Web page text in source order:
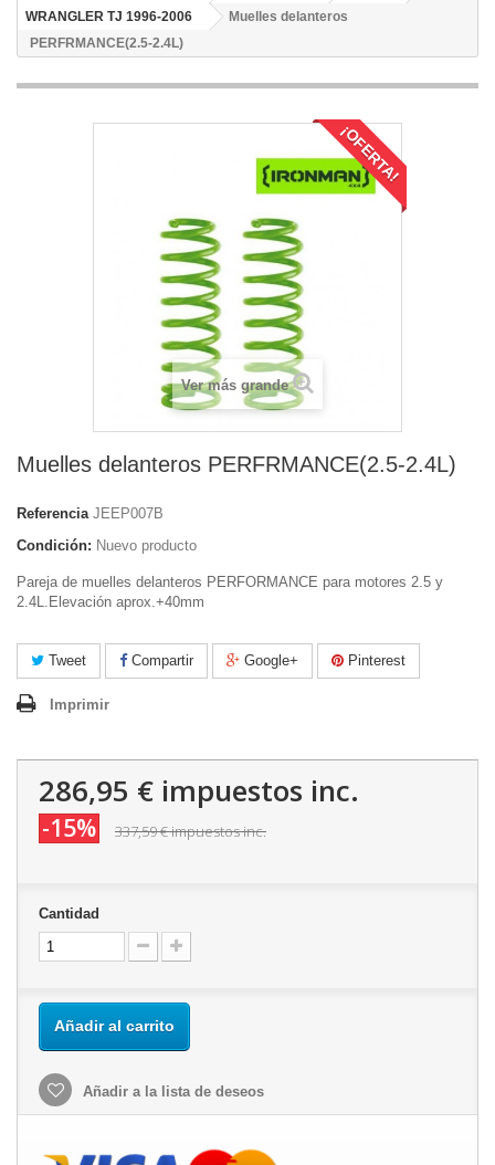
WRANGLER TJ 1996-2006
Muelles delanteros
PERFRMANCE(2.5-2.4L)
¡OFERTA!
Ver más grande
Muelles delanteros PERFRMANCE(2.5-2.4L)
Referencia JEEP007B
Condición: Nuevo producto
Pareja de muelles delanteros PERFORMANCE para motores 2.5 y
2.4L.Elevación aprox.+40mm
Tweet Compartir Google+ Pinterest
Imprimir
286,95 € impuestos inc.
-15% 337,59 €impuestos inc.
Cantidad
Añadir al carrito
Añadir a la lista de deseos